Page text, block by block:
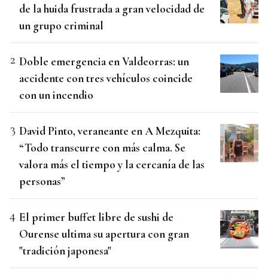
de la huida frustrada a gran velocidad de
un grupo criminal
Doble emergencia en Valdeorras: un
accidente con tres vehículos coincide
con un incendio
David Pinto, veraneante en A Mezquita:
“Todo transcurre con más calma. Se
valora más el tiempo y la cercanía de las
personas”
El primer buffet libre de sushi de
Ourense ultima su apertura con gran
"tradición japonesa"